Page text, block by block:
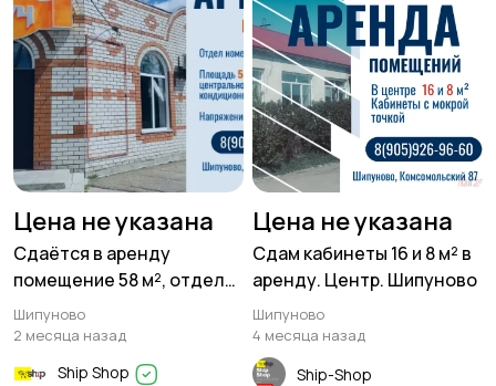
Прочие строения1 Продажа квартиры16
Цена не указана
Сдаётся в аренду
помещение 58 м², отдел
номер 2 магазина «Луч»
по улице Мамонтова 80
Шипуново
2 месяца назад
Ship Shop
Цена не указана
Сдам кабинеты 16 и 8 м² в
аренду. Центр. Шипуново
Шипуново
4 месяца назад
Ship-Shop